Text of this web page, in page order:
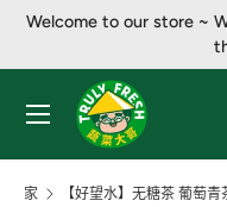
Welcome to our store ~
搜索
产品类别
菜单
家 【好望水】无糖茶 葡萄